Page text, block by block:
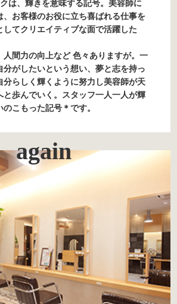
は、輝きを意味する記号。美容師に
、お客様のお役に立ち喜ばれる仕事を
してクリエイティブな面で活躍した
人間力の向上など 色々ありますが。一
分がしたいという想い、夢と志を持っ
分らしく輝くように努力し美容師が天
と歩んでいく。スタッフ一人一人が輝
こもった記号＊です。
again